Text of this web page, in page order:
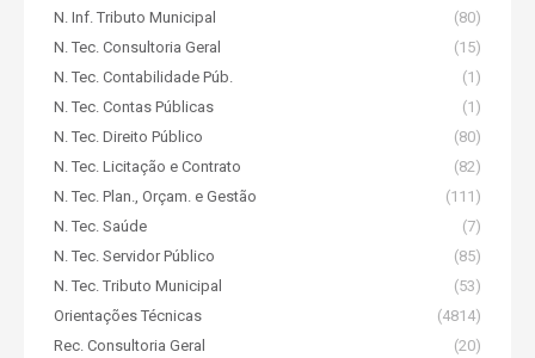
N. Inf. Tributo Municipal
(80)
N. Tec. Consultoria Geral
(15)
N. Tec. Contabilidade Púb.
(1)
N. Tec. Contas Públicas
(1)
N. Tec. Direito Público
(80)
N. Tec. Licitação e Contrato
(82)
N. Tec. Plan., Orçam. e Gestão
(111)
N. Tec. Saúde
(7)
N. Tec. Servidor Público
(85)
N. Tec. Tributo Municipal
(53)
Orientações Técnicas
(4814)
Rec. Consultoria Geral
(20)